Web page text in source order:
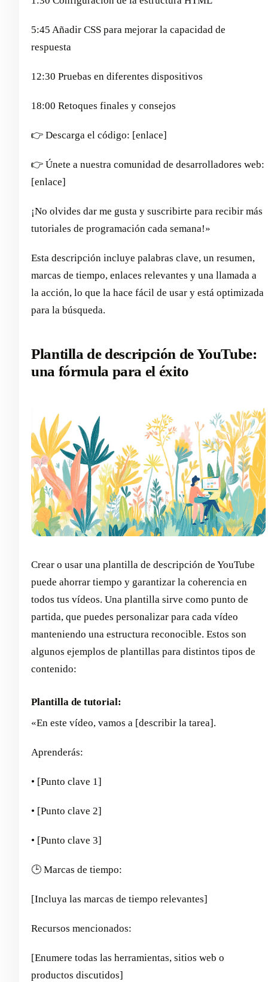
5:45 Añadir CSS para mejorar la capacidad de
respuesta
12:30 Pruebas en diferentes dispositivos
18:00 Retoques finales y consejos
👉 Descarga el código: [enlace]
👉 Únete a nuestra comunidad de desarrolladores web:
[enlace]
¡No olvides dar me gusta y suscribirte para recibir más
tutoriales de programación cada semana!»
Esta descripción incluye palabras clave, un resumen,
marcas de tiempo, enlaces relevantes y una llamada a
la acción, lo que la hace fácil de usar y está optimizada
para la búsqueda.
Plantilla de descripción de YouTube:
una fórmula para el éxito
Crear o usar una plantilla de descripción de YouTube
puede ahorrar tiempo y garantizar la coherencia en
todos tus vídeos. Una plantilla sirve como punto de
partida, que puedes personalizar para cada vídeo
manteniendo una estructura reconocible. Estos son
algunos ejemplos de plantillas para distintos tipos de
contenido:
Plantilla de tutorial:
«En este vídeo, vamos a [describir la tarea].
Aprenderás:
• [Punto clave 1]
• [Punto clave 2]
• [Punto clave 3]
🕒 Marcas de tiempo:
[Incluya las marcas de tiempo relevantes]
Recursos mencionados:
[Enumere todas las herramientas, sitios web o
productos discutidos]